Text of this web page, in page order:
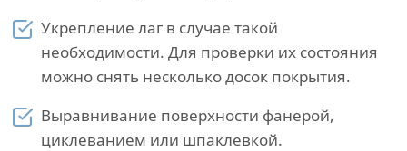
Укрепление лаг в случае такой
необходимости. Для проверки их состояния
можно снять несколько досок покрытия.
Выравнивание поверхности фанерой,
циклеванием или шпаклевкой.